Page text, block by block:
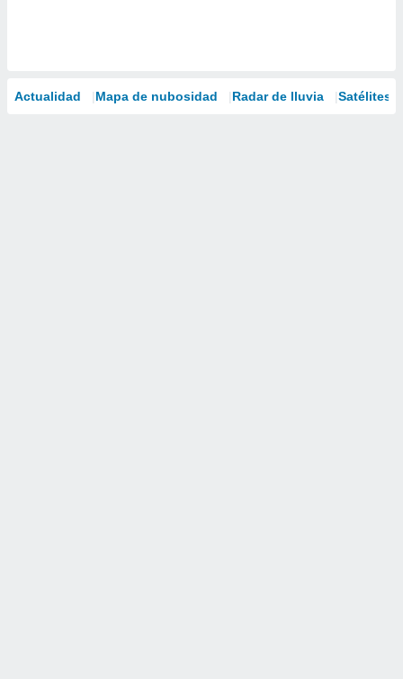
Actualidad Mapa de nubosidad Radar de lluvia Satélites